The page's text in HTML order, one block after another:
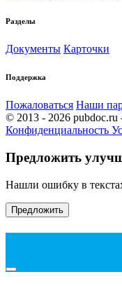
Разделы
Документы Карточки
Поддержка
Пожаловаться Наши
© 2013 - 2026 pubdoc.ru
Конфиденциальность
Предложить
Нашли ошибку в
Предложить